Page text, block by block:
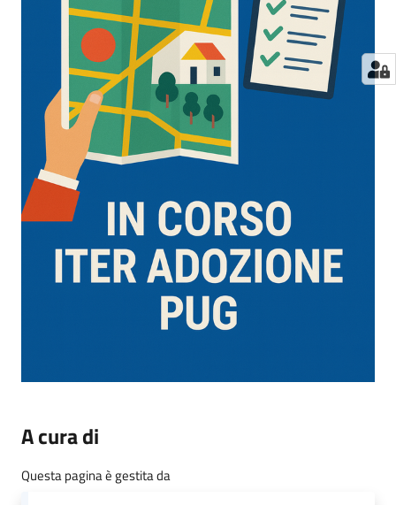
A cura di
Questa pagina è gestita da